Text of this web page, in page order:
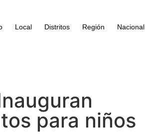
Local Distritos Región Nacional
para niños